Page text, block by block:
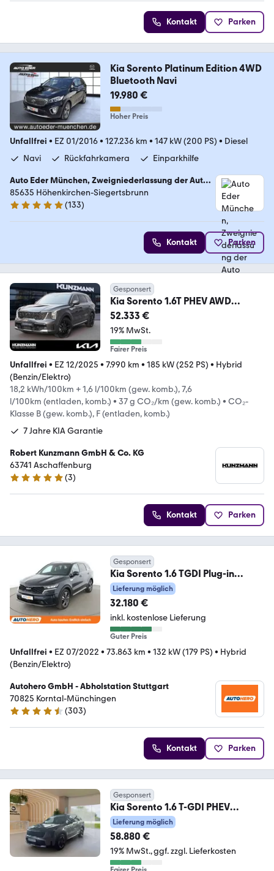
Kontakt Parken
Kia Sorento Platinum Edition 4WD
Bluetooth Navi
19.980 €
Hoher Preis
Unfallfrei • EZ 01/2016• 127.236 km • 147 kW (200 PS) • Diesel
Navi
Rückfahrkamera Einparkhilfe
Auto Eder München, Zweigniederlassung der Auto
Eder GmbH
85635 Höhenkirchen-Siegertsbrunn
4.9 Sterne
(133)
Kontakt Parken
Gesponsert
Kia Sorento 1.6T PHEV AWD
Plug&Ride Panorama 7-Sitze
52.333 €
19% MwSt.
Fairer Preis
Unfallfrei • EZ 12/2025 • 7.990 km • 185 kW (252 PS) • Hybrid
(Benzin/Elektro)
18,2 kWh/100km + 1,6 l/100km (gew. komb.), 7,6
l/100km (entladen, komb.) • 37 g CO₂/km (gew. komb.) • CO₂-
Klasse B (gew. komb.), F (entladen, komb.)
7 Jahre KIA Garantie
Robert Kunzmann GmbH & Co. KG
63741 Aschaffenburg
5 Sterne
(3)
Kontakt Parken
Gesponsert
Kia Sorento 1.6 TGDI Plug-in
Hybrid Platinum 4WD Aut
Lieferung möglich
32.180 €
inkl. kostenlose Lieferung
Guter Preis
Unfallfrei • EZ 07/2022 • 73.863 km • 132 kW (179 PS) • Hybrid
(Benzin/Elektro)
Autohero GmbH - Abholstation Stuttgart
70825 Korntal-Münchingen
4.4 Sterne
(303)
Kontakt Parken
Gesponsert
Kia Sorento 1.6 T-GDI PHEV
Platinum AWD AT GD Prem
Lieferung möglich
58.880 €
19% MwSt. ggf. zzgl. Lieferkosten